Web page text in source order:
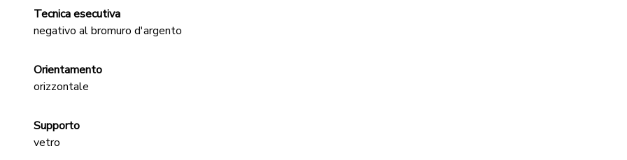
Tecnica esecutiva
negativo al bromuro d'argento
Orientamento
orizzontale
Supporto
vetro